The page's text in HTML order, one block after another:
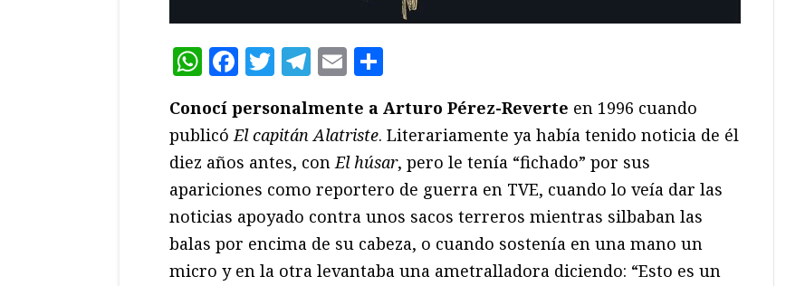
WhatsApp
Facebook
Twitter
Telegram
Email
Conocí personalmente a Arturo Pérez-Reverte en 1996 cuando
publicóEl capitán Alatriste. Literariamente ya había tenido noticia de él
diez años antes, conEl húsar, pero le tenía “fichado” por sus
apariciones como reportero de guerra en TVE, cuando lo veía dar las
noticias apoyado contra unos sacos terreros mientras silbaban las
balas por encima de su cabeza, o cuando sostenía en una mano un
micro y en la otra levantaba una ametralladora diciendo: “Esto es un